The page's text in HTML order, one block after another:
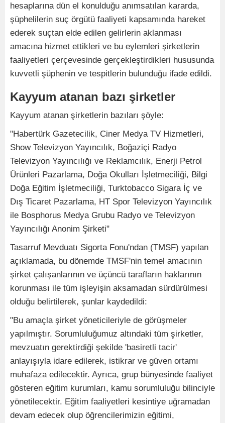
hesaplarına dün el konulduğu anımsatılan kararda,
şüphelilerin suç örgütü faaliyeti kapsamında hareket
ederek suçtan elde edilen gelirlerin aklanması
amacına hizmet ettikleri ve bu eylemleri şirketlerin
faaliyetleri çerçevesinde gerçekleştirdikleri hususunda
kuvvetli şüphenin ve tespitlerin bulunduğu ifade edildi.
Kayyum atanan bazı şirketler
Kayyum atanan şirketlerin bazıları şöyle:
"Habertürk Gazetecilik, Ciner Medya TV Hizmetleri,
Show Televizyon Yayıncılık, Boğaziçi Radyo
Televizyon Yayıncılığı ve Reklamcılık, Enerji Petrol
Ürünleri Pazarlama, Doğa Okulları İşletmeciliği, Bilgi
Doğa Eğitim İşletmeciliği, Turktobacco Sigara İç ve
Dış Ticaret Pazarlama, HT Spor Televizyon Yayıncılık
ile Bosphorus Medya Grubu Radyo ve Televizyon
Yayıncılığı Anonim Şirketi"
Tasarruf Mevduatı Sigorta Fonu'ndan (TMSF) yapılan
açıklamada, bu dönemde TMSF'nin temel amacının
şirket çalışanlarının ve üçüncü tarafların haklarının
korunması ile tüm işleyişin aksamadan sürdürülmesi
olduğu belirtilerek, şunlar kaydedildi:
"Bu amaçla şirket yöneticileriyle de görüşmeler
yapılmıştır. Sorumluluğumuz altındaki tüm şirketler,
mevzuatın gerektirdiği şekilde 'basiretli tacir'
anlayışıyla idare edilerek, istikrar ve güven ortamı
muhafaza edilecektir. Ayrıca, grup bünyesinde faaliyet
gösteren eğitim kurumları, kamu sorumluluğu bilinciyle
yönetilecektir. Eğitim faaliyetleri kesintiye uğramadan
devam edecek olup öğrencilerimizin eğitimi,